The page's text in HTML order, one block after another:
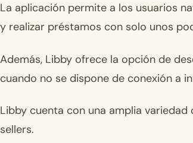
La aplicación permite a los usuarios
y realizar préstamos con solo unos
Además, Libby ofrece la opción de
cuando no se dispone de conexión a
Libby cuenta con una amplia
sellers.